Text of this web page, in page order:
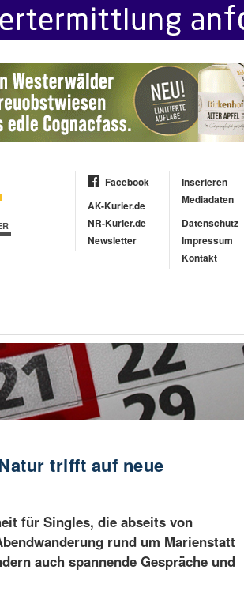
Facebook
AK-Kurier.de
NR-Kurier.de
Newsletter
Inserieren
Mediadaten
Datenschutz
Impressum
Kontakt
trifft auf neue
für Singles, die abseits von
rund um Marienstatt
auch spannende Gespräche und